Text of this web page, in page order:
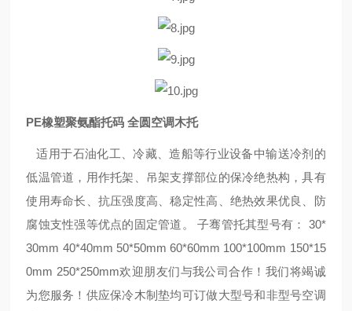
PE橡塑聚氨酯托码 全圆空调木托
适用于石油化工、冷藏、造船等行业设备中输送冷剂的
低温管道，用作托架、吊架支撑部位的保冷绝热构，具有
使用寿命长、抗压强度高、稳定性高、绝热效果优良、防
腐蚀支性强等优点的固定管道。 子骞管托其型号有： 30*
30mm 40*40mm 50*50mm 60*60mm 100*100mm 150*15
0mm 250*250mm欢迎朋友们与我公司合作！我们将竭诚
为您服务！供应保冷木制垫均可订做大型号和非型号空调